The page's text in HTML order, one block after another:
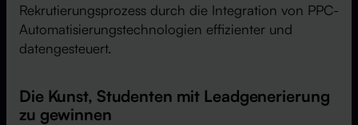
Rekrutierungsprozess durch die Integration von PPC-
Automatisierungstechnologien effizienter und
datengesteuert.
Die Kunst, Studenten mit Leadgenerierung
zu gewinnen